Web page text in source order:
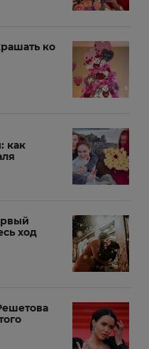
ко
как
ход